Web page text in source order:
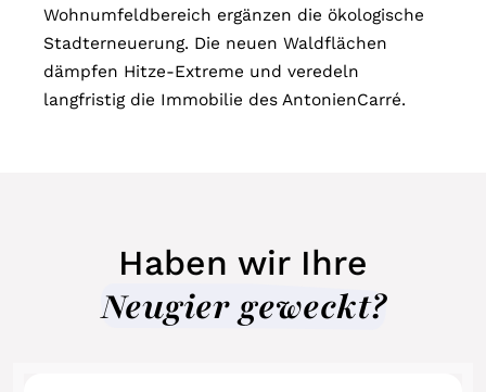
Wohnumfeldbereich ergänzen die ökologische
Stadterneuerung. Die neuen Waldflächen
dämpfen Hitze-Extreme und veredeln
langfristig die Immobilie des AntonienCarré.
Haben wir Ihre
Neugier geweckt?